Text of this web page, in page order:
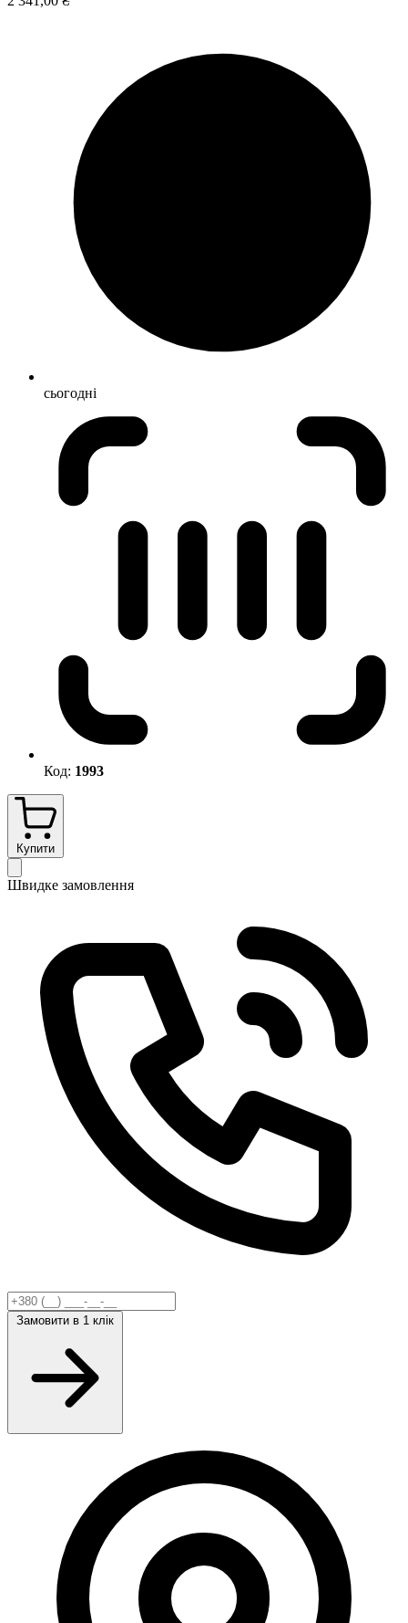
сьогодні
Код: 1993
Купити
Швидке замовлення
Замовити в 1 клік